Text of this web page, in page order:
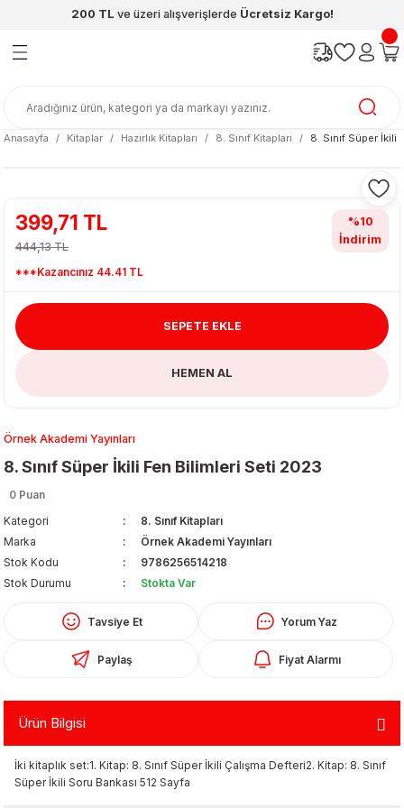
200 TL ve üzeri alışverişlerde Ücretsiz Kargo!
Geri Dön
Geri Dön
& Matara
- Dolma Kalem - Pilot Kalemler
Geri Dön
Geri Dön
Geri Dön
Geri Dön
Anasayfa
Kitaplar Hazırlık Kitapları 8. Sınıf Kitapları 8. Sınıf Süper
Örnek Akademi Yayınları
8. Sınıf Süper İkili Fen Bilimleri Seti 2023
0 Puan
Kategori
8. Sınıf Kitapları
Marka
Örnek Akademi Yayınları
Stok Kodu
9786256514218
Stok Durumu
Stokta Var
Tavsiye Et Yorum Yaz
Paylaş Fiyat Alarmı
399,71 TL
444,13 TL
***Kazancınız 44.41 TL
%10
İndirim
SEPETE EKLE
HEMEN AL
Ürün Bilgisi
İki kitaplık set:1. Kitap: 8. Sınıf Süper İkili Çalışma Defteri2. Kitap: 8. Sınıf
Süper İkili Soru Bankası 512 Sayfa